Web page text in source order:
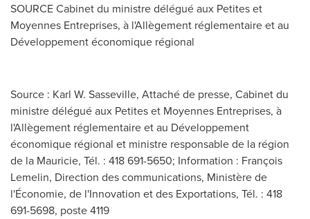
SOURCE Cabinet du ministre délégué aux Petites et
Moyennes Entreprises, à l'Allègement réglementaire et au
Développement économique régional
Source : Karl W. Sasseville, Attaché de presse, Cabinet du
ministre délégué aux Petites et Moyennes Entreprises, à
l'Allègement réglementaire et au Développement
économique régional et ministre responsable de la région
de la Mauricie, Tél. : 418 691-5650; Information : François
Lemelin, Direction des communications, Ministère de
l'Économie, de l'Innovation et des Exportations, Tél. : 418
691-5698, poste 4119